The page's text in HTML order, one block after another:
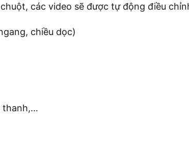
các video sẽ được tự động điều
chiều dọc)
thanh,…